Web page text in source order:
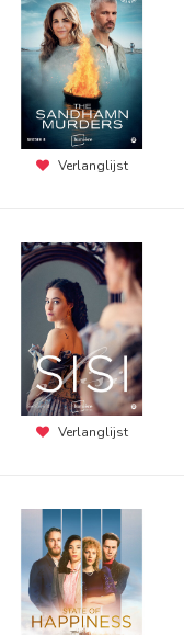
Verlanglijst
Verlanglijst